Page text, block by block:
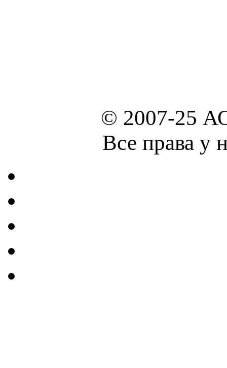
© 2007-25
Все права у